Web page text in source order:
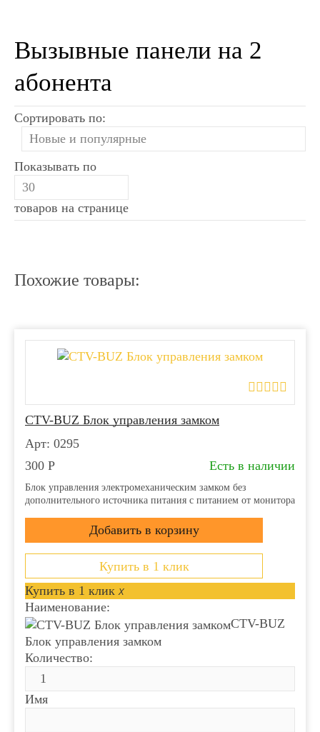
Вызывные панели на 2
абонента
Сортировать по:
Показывать по
товаров на странице
Похожие товары:
CTV-BUZ Блок управления замком
Арт: 0295
300 Р Есть в наличии
Блок управления электромеханическим замком без
дополнительного источника питания с питанием от монитора
Купить в 1 клик
Купить в 1 клик x
Наименование:
CTV-BUZ
Блок управления замком
Количество:
Имя